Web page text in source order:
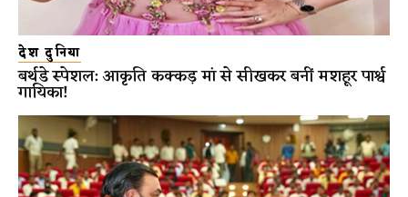
देश दुनिया
बर्थडे स्पेशल: आकृति कक्कड़ मां से सीखकर बनीं मशहूर पार्श्व
गायिका!